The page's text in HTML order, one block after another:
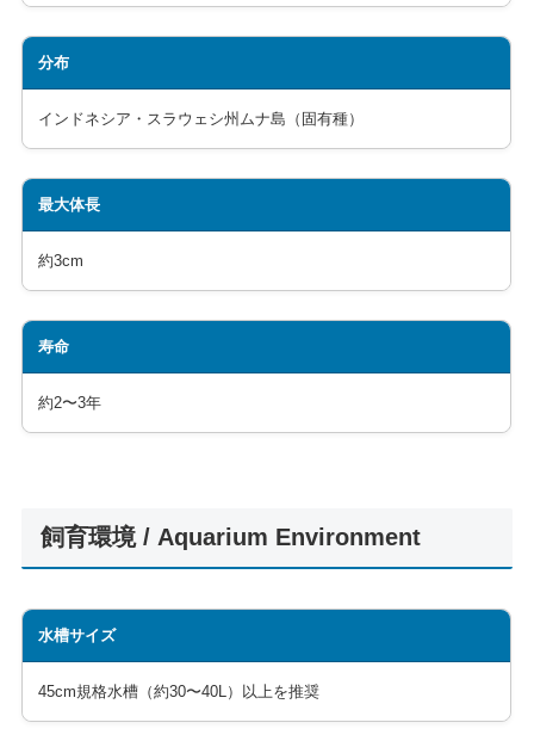
分布
インドネシア・スラウェシ州ムナ島（固有種）
最大体長
約3cm
寿命
約2〜3年
飼育環境 / Aquarium Environment
水槽サイズ
45cm規格水槽（約30〜40L）以上を推奨